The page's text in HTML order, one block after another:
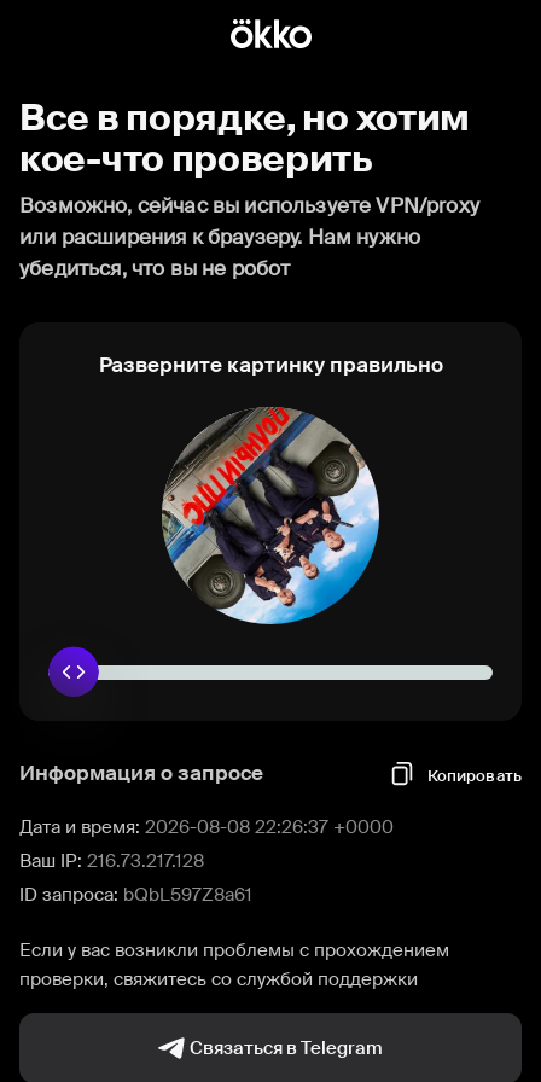
Все в порядке, но хотим
кое-что проверить
Возможно, сейчас вы используете VPN/proxy
или расширения к браузеру. Нам нужно
убедиться, что вы не робот
Разверните картинку правильно
Информация о запросе Копировать
Дата и время: 2026-08-08 22:26:37 +0000
Ваш IP: 216.73.217.128
ID запроса: bQbL597Z8a61
Если у вас возникли проблемы с прохождением
проверки, свяжитесь со службой поддержки
Связаться в Telegram